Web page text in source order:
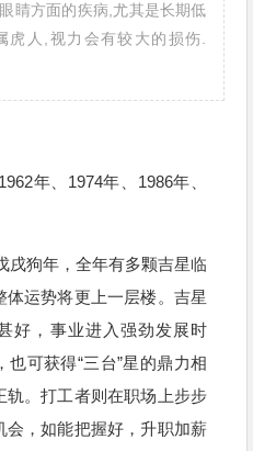
睛方面的疾病,尤其是长期低
虎人,视力会有较大的损伤.
年、1974年、1986年、
戌狗年，全年有多颗吉星临
运势将更上一层楼。吉星
好，事业进入强劲发展时
可获得“三台”星的鼎力相
轨。打工者则在职场上步步
，如能把握好，升职加薪